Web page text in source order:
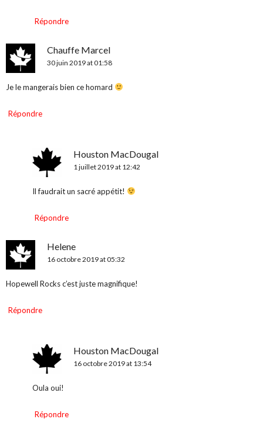
Répondre
Chauffe Marcel
30 juin 2019 at 01:58
Je le mangerais bien ce homard
Répondre
Houston MacDougal
1 juillet 2019 at 12:42
Il faudrait un sacré appétit!
Répondre
Helene
16 octobre 2019 at 05:32
Hopewell Rocks c’est juste magnifique!
Répondre
Houston MacDougal
16 octobre 2019 at 13:54
Oula oui!
Répondre